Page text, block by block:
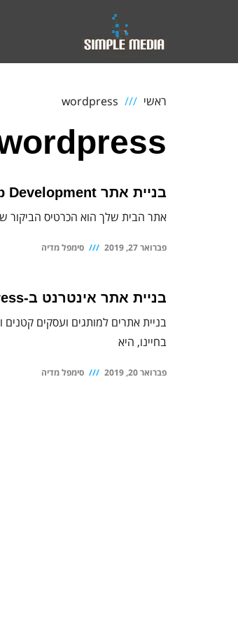
ראשי wordpress
בניית אתר Web Development
אתר הבית שלך הוא הכרטיס הביקור
פברואר 27, 2019 סימפל מדיה
בניית אתר אינטרנט ב-WordPress
בניית אתרים למותגים ועסקים
בחיינו, היא
פברואר 20, 2019 סימפל מדיה